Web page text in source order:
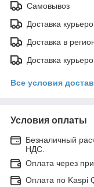
Самовывоз
Доставка
Доставка в
Доставка
Все условия
Условия оплаты
Безналичный
НДС.
Оплата через
Оплата по Kaspi